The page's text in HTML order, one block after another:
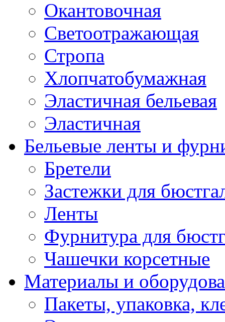
Окантовочная
Светоотражающая
Стропа
Хлопчатобумажная
Эластичная бельевая
Эластичная
Бельевые ленты и
Бретели
Застежки для
Ленты
Фурнитура для
Чашечки корсетные
Материалы и
Пакеты, упаковка,